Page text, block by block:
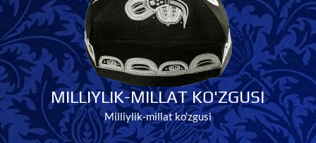
MILLIYLIK-MILLAT KO'ZGUSI
Milliylik-millat ko'zgusi